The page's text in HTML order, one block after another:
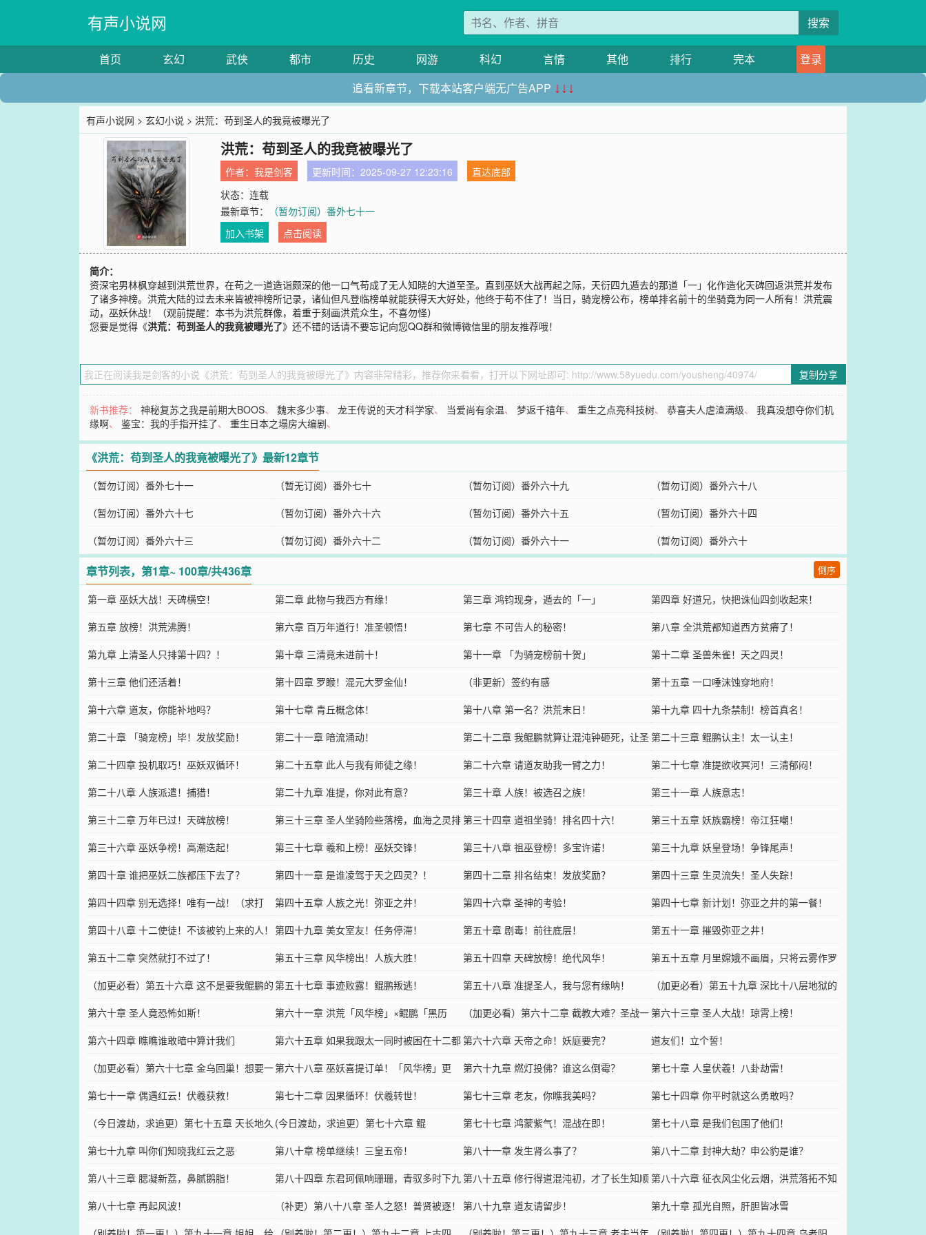
有声小说网 搜索
首页 玄幻 武侠 都市 历史 网游 科幻 言情 其他 排行 完本
登录
追看新章节，下载本站客户端无广告APP ↓↓↓
有声小说网 >玄幻小说 > 洪荒：苟到圣人的我竟被曝光了
洪荒：苟到圣人的我竟被曝光了
作者：我是剑客 更新时间：2025-09-27 12:23:16
直达底部
状态：连载
最新章节：
（暂勿订阅）番外七十一
加入书架
点击阅读
简介：
资深宅男林枫穿越到洪荒世界，在苟之一道造诣颇深的他一口气苟成了无人知晓的大道至圣。直到巫妖大战再起之际，天衍四九遁去的那道「一」化作造化天碑回返洪荒并发布
了诸多神榜。洪荒大陆的过去未来皆被神榜所记录，诸仙但凡登临榜单就能获得天大好处，他终于苟不住了！当日，骑宠榜公布，榜单排名前十的坐骑竟为同一人所有！洪荒震
动，巫妖休战！（观前提醒：本书为洪荒群像，着重于刻画洪荒众生，不喜勿怪）
您要是觉得《洪荒：苟到圣人的我竟被曝光了》还不错的话请不要忘记向您QQ群和微博微信里的朋友推荐哦！
复制分享
新书推荐：神秘复苏之我是前期大BOOS、魏末多少事、龙王传说的天才科学家、 当爱尚有余温、梦返千禧年、重生之点亮科技树、恭喜夫人虐渣满级、我真没想夺你们机
缘啊、鉴宝：我的手指开挂了、重生日本之塌房大编剧、
《洪荒：苟到圣人的我竟被曝光了》最新12章节
（暂勿订阅）番外七十一 （暂无订阅）番外七十 （暂勿订阅）番外六十九
（暂勿订阅）番外六十八
（暂勿订阅）番外六十七
（暂勿订阅）番外六十六 （暂勿订阅）番外六十五
（暂勿订阅）番外六十四
（暂勿订阅）番外六十三
（暂勿订阅）番外六十二 （暂勿订阅）番外六十一 （暂勿订阅）番外六十
章节列表，第1章~ 100章/共436章 倒序
第一章 巫妖大战！天碑横空！ 第二章 此物与我西方有缘！ 第三章 鸿钧现身，遁去的「一」
第四章 好道兄，快把诛仙四剑收起来！
第五章 放榜！洪荒沸腾！
第六章 百万年道行！准圣顿悟！ 第七章 不可告人的秘密！
第八章 全洪荒都知道西方贫瘠了！
第九章 上清圣人只排第十四？！
第十章 三清竟未进前十！ 第十一章 「为骑宠榜前十贺」
第十二章 圣兽朱雀！天之四灵！
第十三章 他们还活着！
第十四章 罗睺！混元大罗金仙！ （非更新）签约有感
第十五章 一口唾沫蚀穿地府！
第十六章 道友，你能补地吗？
第十七章 青丘概念体！ 第十八章 第一名？洪荒末日！
第十九章 四十九条禁制！榜首真名！
第二十章 「骑宠榜」毕！发放奖励！
第二十一章 暗流涌动！
第二十二章 我鲲鹏就算让混沌钟砸死，让圣
人拍死，也绝不给任何人当坐骑！
第二十三章 鲲鹏认主！太一认主！
第二十四章 投机取巧！巫妖双循环！
第二十五章 此人与我有师徒之缘！ 第二十六章 请道友助我一臂之力！
第二十七章 准提欲收冥河！三清郁闷！
第二十八章 人族派遣！捕猎！
第二十九章 准提，你对此有意？ 第三十章 人族！被选召之族！
第三十一章 人族意志！
第三十二章 万年已过！天碑放榜！
第三十三章 圣人坐骑险些落榜，血海之灵排
名暴跌！
第三十四章 道祖坐骑！排名四十六！
第三十五章 妖族霸榜！帝江狂嘲！
第三十六章 巫妖争榜！高潮迭起！
第三十七章 羲和上榜！巫妖交锋！ 第三十八章 祖巫登榜！多宝许诺！
第三十九章 妖皇登场！争锋尾声！
第四十章 谁把巫妖二族都压下去了？
第四十一章 是谁凌驾于天之四灵？！ 第四十二章 排名结束！发放奖励？
第四十三章 生灵流失！圣人失踪！
第四十四章 别无选择！唯有一战！（求打
赏）
第四十五章 人族之光！弥亚之井！ 第四十六章 圣神的考验！
第四十七章 新计划！弥亚之井的第一餐！
第四十八章 十二使徒！不该被钓上来的人！ 第四十九章 美女室友！任务停滞！ 第五十章 剧毒！前往底层！
第五十一章 摧毁弥亚之井！
第五十二章 突然就打不过了！
第五十三章 风华榜出！人族大胜！ 第五十四章 天碑放榜！绝代风华！
第五十五章 月里嫦娥不画眉，只将云雾作罗
衣
（加更必看）第五十六章 这不是要我鲲鹏的
命吗？
第五十七章 事迹败露！鲲鹏叛逃！ 第五十八章 准提圣人，我与您有缘呐！
（加更必看）第五十九章 深比十八层地狱的
缘分！
第六十章 圣人竟恐怖如斯！
第六十一章 洪荒「风华榜」×鲲鹏「黑历
史」√
（加更必看）第六十二章 截教大难？圣战一
触即发！
第六十三章 圣人大战！琼霄上榜！
第六十四章 瞧瞧谁敢暗中算计我们
第六十五章 如果我跟太一同时被困在十二都
天神煞大阵里，你先救谁？
第六十六章 天帝之命！妖庭要完？
道友们！立个誓！
（加更必看）第六十七章 金乌回巢！想要一
座天外天！
第六十八章 巫妖喜提订单！「风华榜」更
新！
第六十九章 燃灯投佛？谁这么倒霉？
第七十章 人皇伏羲！八卦劫雷！
第七十一章 偶遇红云！伏羲获救！
第七十二章 因果循环！伏羲转世！ 第七十三章 老友，你瞧我美吗？
第七十四章 你平时就这么勇敢吗？
（今日渡劫，求追更）第七十五章 天长地久
有时尽，此恨绵绵无绝期！
(今日渡劫，求追更）第七十六章 鲲
鹏！！！你好大胆子！！！
第七十七章 鸿蒙紫气！混战在即！
第七十八章 是我们包围了他们！
第七十九章 叫你们知晓我红云之恶
第八十章 榜单继续！三皇五帝！ 第八十一章 发生肾么事了？
第八十二章 封神大劫？申公豹是谁？
第八十三章 腮凝新荔，鼻腻鹅脂！
第八十四章 东君珂佩响珊珊，青驭多时下九
关！
第八十五章 修行得道混沌初，才了长生知顺
逆
第八十六章 征衣风尘化云烟，洪荒落拓不知
年
第八十七章 再起风波！ （补更）第八十八章 圣人之怒！普贤被逐！ 第八十九章 道友请留步！
第九十章 孤光自照，肝胆皆冰雪